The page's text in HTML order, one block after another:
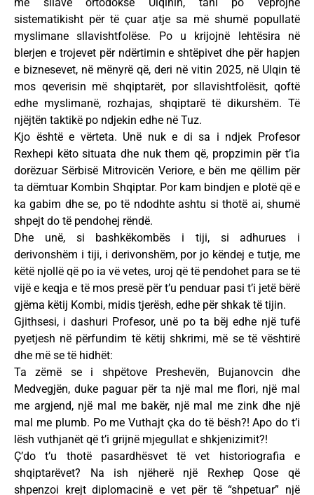
me sllavë ortodoksë Ulqinin, tani po veprojnë
sistematikisht për të çuar atje sa më shumë popullatë
myslimane sllavishtfolëse. Po u krijojnë lehtësira në
blerjen e trojevet për ndërtimin e shtëpivet dhe për hapjen
e biznesevet, në mënyrë që, deri në vitin 2025, në Ulqin të
mos qeverisin më shqiptarët, por sllavishtfolësit, qoftë
edhe myslimanë, rozhajas, shqiptarë të dikurshëm. Të
njëjtën taktikë po ndjekin edhe në Tuz.
Kjo është e vërteta. Unë nuk e di sa i ndjek Profesor
Rexhepi këto situata dhe nuk them që, propzimin për t’ia
dorëzuar Sërbisë Mitrovicën Veriore, e bën me qëllim për
ta dëmtuar Kombin Shqiptar. Por kam bindjen e plotë që e
ka gabim dhe se, po të ndodhte ashtu si thotë ai, shumë
shpejt do të pendohej rëndë.
Dhe unë, si bashkëkombës i tiji, si adhurues i
derivonshëm i tiji, i derivonshëm, por jo këndej e tutje, me
këtë njollë që po ia vë vetes, uroj që të pendohet para se të
vijë e keqja e të mos presë për t’u penduar pasi t’i jetë bërë
gjëma këtij Kombi, midis tjerësh, edhe për shkak të tijin.
Gjithsesi, i dashuri Profesor, unë po ta bëj edhe një tufë
pyetjesh në përfundim të këtij shkrimi, më se të vështirë
dhe më se të hidhët:
Ta zëmë se i shpëtove Preshevën, Bujanovcin dhe
Medvegjën, duke paguar për ta një mal me flori, një mal
me argjend, një mal me bakër, një mal me zink dhe një
mal me plumb. Po me Vuthajt çka do të bësh?! Apo do t’i
lësh vuthjanët që t’i grijnë mjegullat e shkjenizimit?!
Ç’do t’u thotë pasardhësvet të vet historiografia e
shqiptarëvet? Na ish njëherë një Rexhep Qose që
shpenzoi krejt diplomacinë e vet për të “shpetuar” një